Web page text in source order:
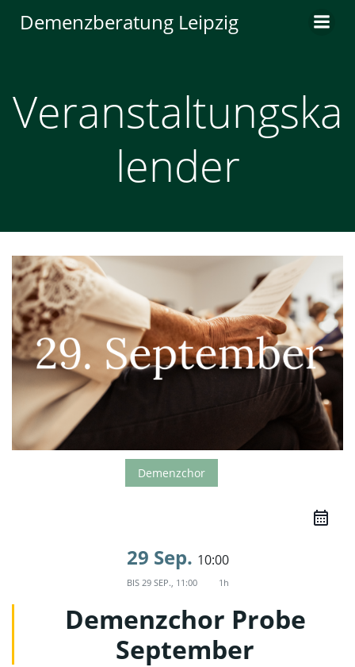
Inhalt
Demenzberatung Leipzig
Veranstaltungska
lender
Demenzchor
29 Sep. 10:00
BIS 29 SEP., 11:00 1h
Demenzchor Probe
September